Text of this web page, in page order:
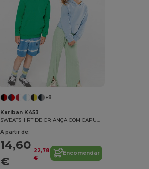
+8
Kariban K453
SWEATSHIRT DE CRIANÇA COM CAPUZ EM CONTRASTE
A partir de:
14,60
€
22,78
€
Encomendar